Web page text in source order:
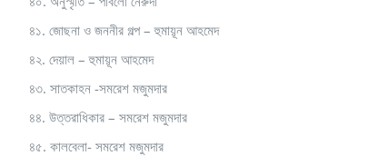
৪১. জোছনা ও জননীর গল্প – হুমায়ূন আহমেদ
৪২. দেয়াল – হুমায়ূন আহমেদ
৪৩. সাতকাহন -সমরেশ মজুমদার
৪৪. উত্তরাধিকার – সমরেশ মজুমদার
৪৫. কালবেলা- সমরেশ মজুমদার